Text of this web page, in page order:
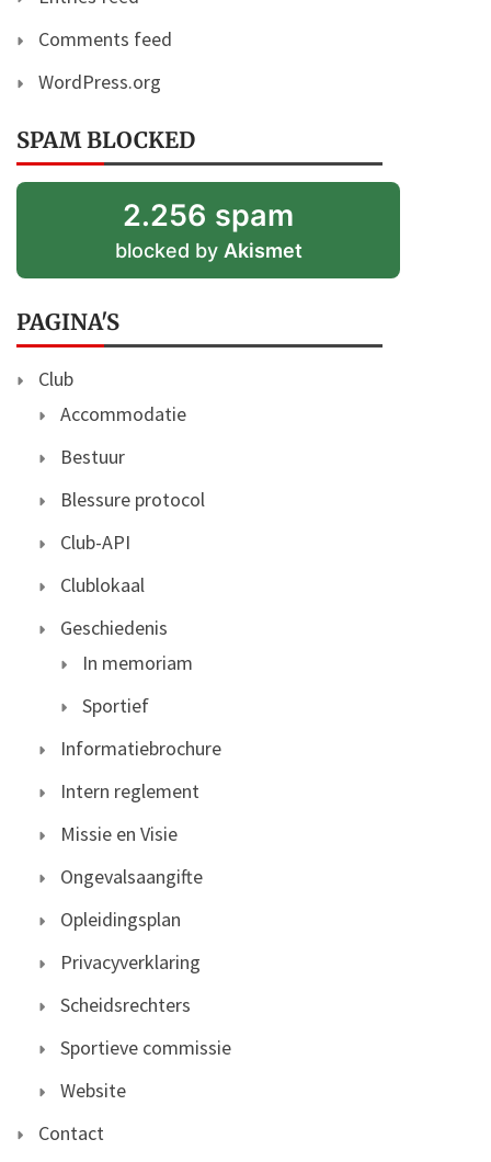
Comments feed
WordPress.org
SPAM BLOCKED
2.256 spam
blocked by Akismet
PAGINA'S
Club
Accommodatie
Bestuur
Blessure protocol
Club-API
Clublokaal
Geschiedenis
In memoriam
Sportief
Informatiebrochure
Intern reglement
Missie en Visie
Ongevalsaangifte
Opleidingsplan
Privacyverklaring
Scheidsrechters
Sportieve commissie
Website
Contact